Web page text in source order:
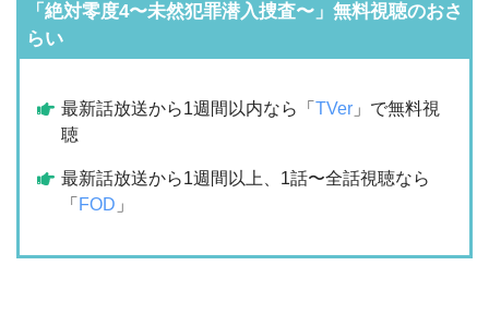
「絶対零度4〜未然犯罪潜入捜査〜」無料視聴のおさ
らい
最新話放送から1週間以内なら「TVer 」で無料視
聴
最新話放送から1週間以上、1話〜全話視聴なら
「 FOD 」